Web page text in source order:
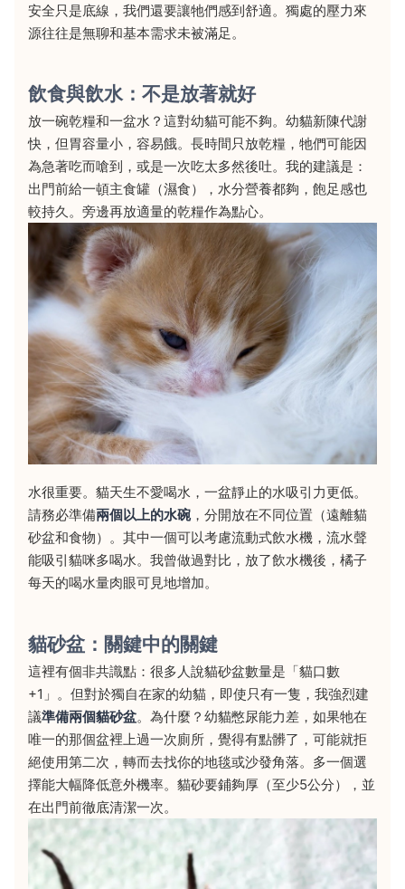
安全只是底線，我們還要讓牠們感到舒適。獨處的壓力來
源往往是無聊和基本需求未被滿足。
飲食與飲水：不是放著就好
放一碗乾糧和一盆水？這對幼貓可能不夠。幼貓新陳代謝
快，但胃容量小，容易餓。長時間只放乾糧，牠們可能因
為急著吃而嗆到，或是一次吃太多然後吐。我的建議是：
出門前給一頓主食罐（濕食），水分營養都夠，飽足感也
較持久。旁邊再放適量的乾糧作為點心。
水很重要。貓天生不愛喝水，一盆靜止的水吸引力更低。
請務必準備兩個以上的水碗，分開放在不同位置（遠離貓
砂盆和食物）。其中一個可以考慮流動式飲水機，流水聲
能吸引貓咪多喝水。我曾做過對比，放了飲水機後，橘子
每天的喝水量肉眼可見地增加。
貓砂盆：關鍵中的關鍵
這裡有個非共識點：很多人說貓砂盆數量是「貓口數
+1」。但對於獨自在家的幼貓，即使只有一隻，我強烈建
議準備兩個貓砂盆。為什麼？幼貓憋尿能力差，如果牠在
唯一的那個盆裡上過一次廁所，覺得有點髒了，可能就拒
絕使用第二次，轉而去找你的地毯或沙發角落。多一個選
擇能大幅降低意外機率。貓砂要鋪夠厚（至少5公分），並
在出門前徹底清潔一次。